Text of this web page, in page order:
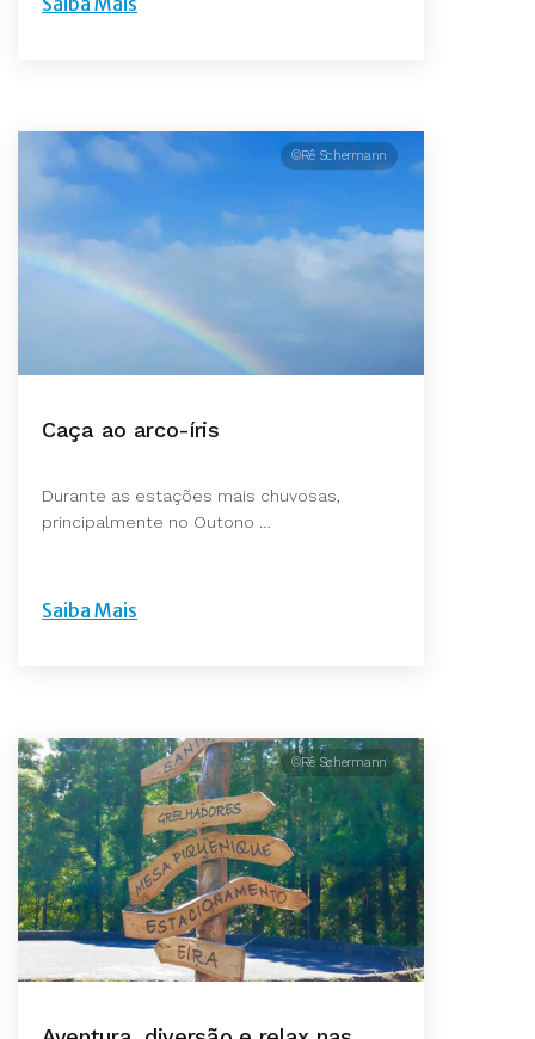
©Rê Schermann
Caça ao arco-íris
Durante as estações mais chuvosas,
principalmente no Outono …
Saiba Mais
©Rê Schermann